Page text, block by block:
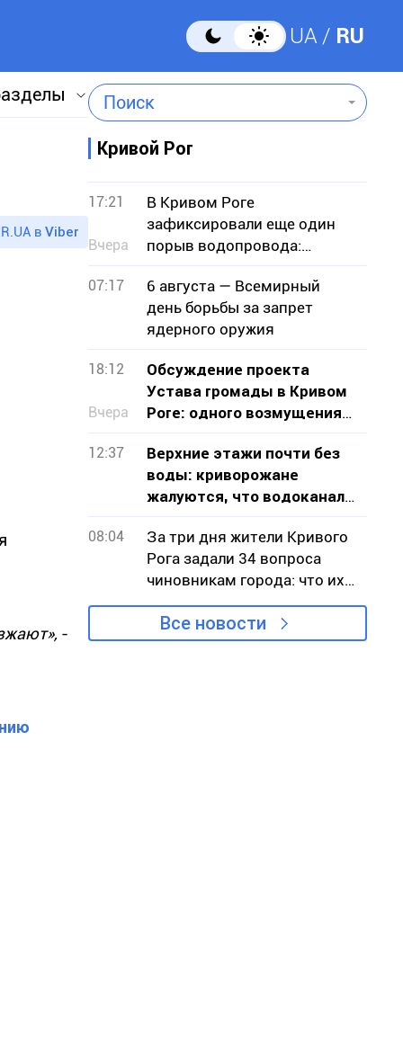
UA RU
Поиск
в Viber
-
Кривой Рог
17:21
Вчера
В Кривом Роге
зафиксировали еще один
порыв водопровода:
подтопило земельные
участки
07:17
6 августа — Всемирный
день борьбы за запрет
ядерного оружия
18:12
Вчера
Обсуждение проекта
Устава громады в Кривом
Роге: одного возмущения
мало, нужно действовать
12:37
Верхние этажи почти без
воды: криворожане
жалуются, что водоканал
не признает проблему
08:04
За три дня жители Кривого
Рога задали 34 вопроса
чиновникам города: что их
беспокоило
Все новости